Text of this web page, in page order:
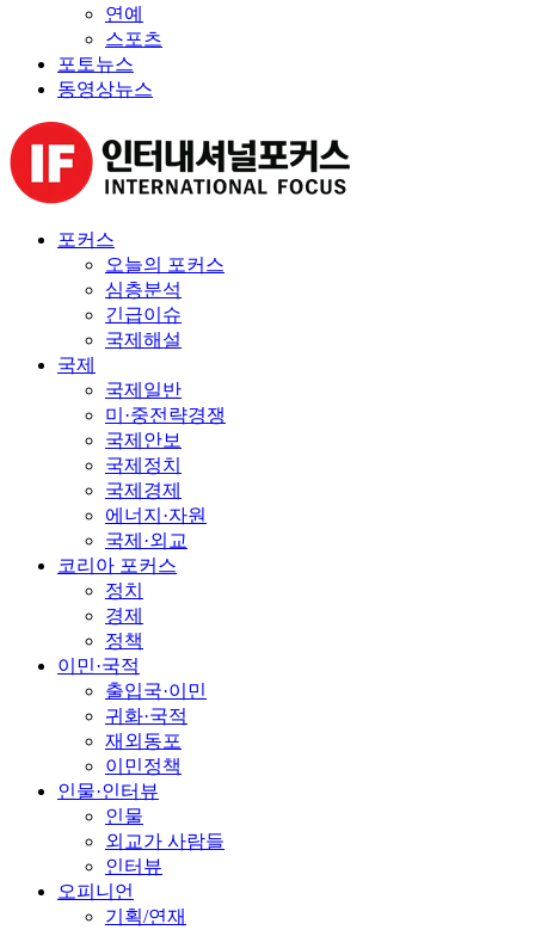
연예
스포츠
포토뉴스
동영상뉴스
포커스
오늘의 포커스
심층분석
긴급이슈
국제해설
국제
국제일반
미·중전략경쟁
국제안보
국제정치
국제경제
에너지·자원
국제·외교
코리아 포커스
정치
경제
정책
이민·국적
출입국·이민
귀화·국적
재외동포
이민정책
인물·인터뷰
인물
외교가 사람들
인터뷰
오피니언
기획/연재